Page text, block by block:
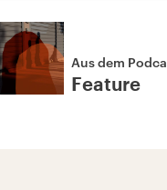
Aus dem
Feature